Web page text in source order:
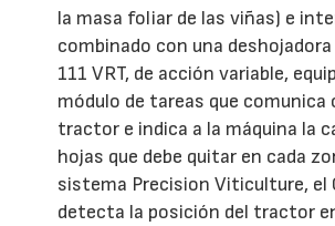
la masa foliar de las viñas) e
combinado con una
111 VRT, de acción variable,
módulo de tareas que comunica
tractor e indica a la máquina la
hojas que debe quitar en cada
sistema Precision Viticulture, el
detecta la posición del tractor